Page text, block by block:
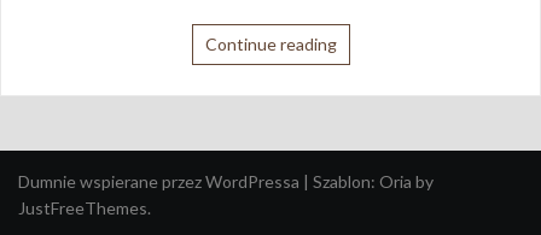
Continue reading
Dumnie wspierane przez WordPressa | Szablon: Oria by
JustFreeThemes.